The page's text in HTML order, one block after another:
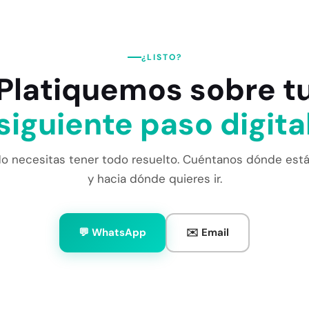
¿LISTO?
sobre
paso
necesitas tener todo resuelto. Cuéntanos dónde
y hacia dónde quieres ir.
💬 WhatsApp ✉️ Email